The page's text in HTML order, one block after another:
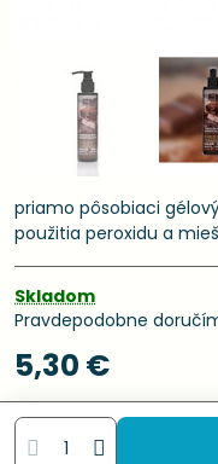
priamo pôsobiaci
použitia peroxidu a
Skladom
Pravdepodobne
5,30 €